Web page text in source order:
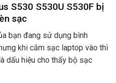
S530 S530U S530F bị
sạc
bạn đang sử dụng bình
khi cắm sạc laptop vào thì
dấu hiệu cho thấy bộ sạc